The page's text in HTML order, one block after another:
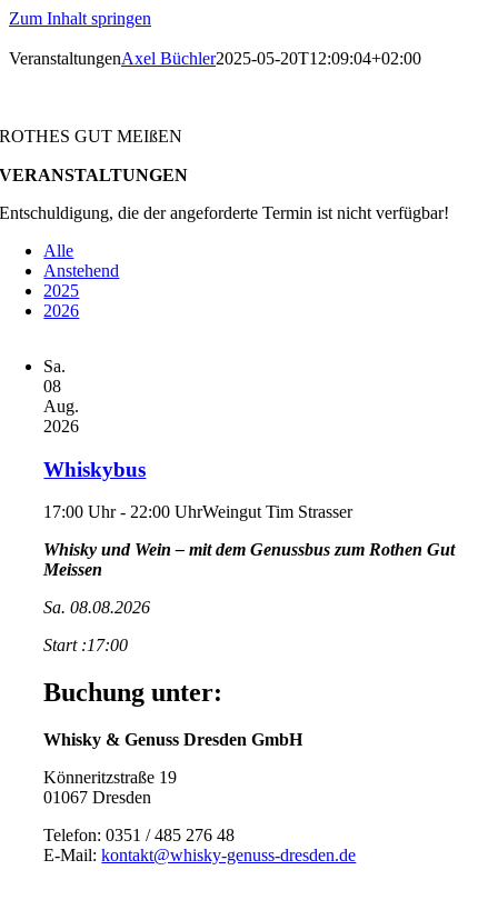
Zum Inhalt springen
VeranstaltungenAxel Büchler2025-05-20T12:09:04+02:00
ROTHES GUT MEIßEN
VERANSTALTUNGEN
Entschuldigung, die der angeforderte Termin ist nicht verfügbar!
Alle
Anstehend
2025
2026
Sa.
08
Aug.
2026
Whiskybus
17:00 Uhr - 22:00 UhrWeingut Tim Strasser
Whisky und Wein – mit dem Genussbus zum Rothen Gut
Meissen
Sa. 08.08.2026
Start :17:00
Buchung unter:
Whisky & Genuss Dresden GmbH
Könneritzstraße 19
01067 Dresden
Telefon: 0351 / 485 276 48
E-Mail:kontakt@whisky-genuss-dresden.de